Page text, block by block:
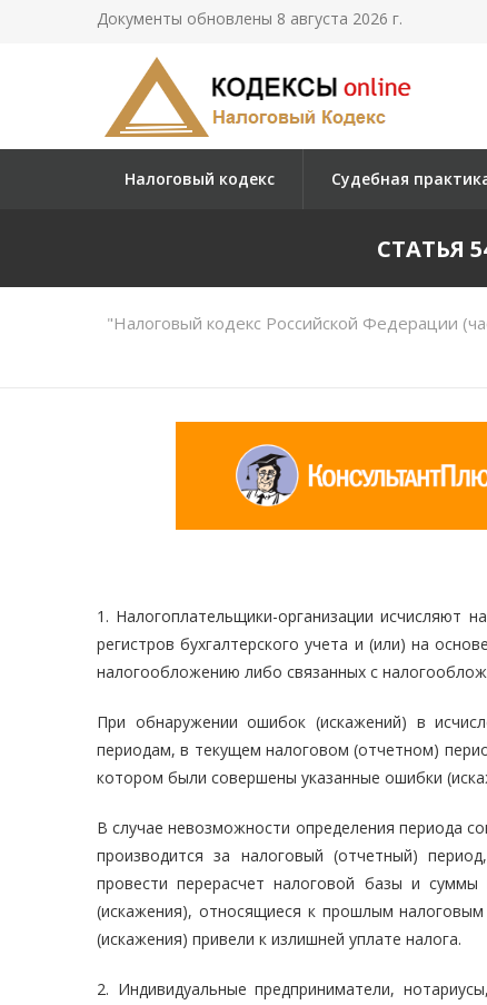
Документы обновлены 8 августа 2026 г.
Налоговый кодекс Судебная
СТАТЬЯ
"Налоговый кодекс Российской Федерации
1. Налогоплательщики-организации исчисляют
регистров бухгалтерского учета и (или) на
налогообложению либо связанных с
При обнаружении ошибок (искажений) в
периодам, в текущем налоговом (отчетном)
котором были совершены указанные ошибки
В случае невозможности определения периода
производится за налоговый (отчетный)
провести перерасчет налоговой базы и
(искажения), относящиеся к прошлым
(искажения) привели к излишней уплате налога.
2. Индивидуальные предприниматели,